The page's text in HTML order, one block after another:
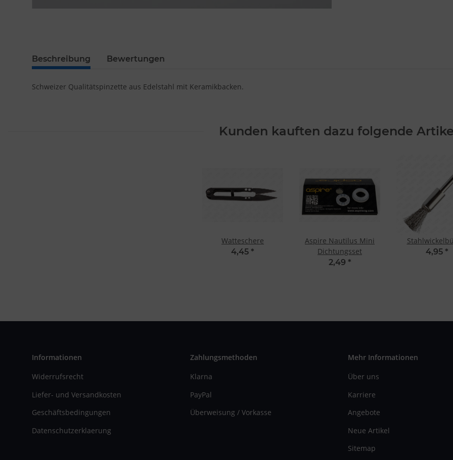
Beschreibung Bewertungen
Schweizer Qualitätspinzette aus Edelstahl mit Keramikbacken.
Kunden kauften dazu folgende
Watteschere
4,45 *
Aspire Nautilus Mini
Dichtungsset
2,49 *
4,95 *
Informationen
Widerrufsrecht
Liefer- und Versandkosten
Geschäftsbedingungen
Datenschutzerklaerung
Zahlungsmethoden
Klarna
PayPal
Überweisung / Vorkasse
Mehr Informationen
Über uns
Karriere
Angebote
Neue Artikel
Sitemap